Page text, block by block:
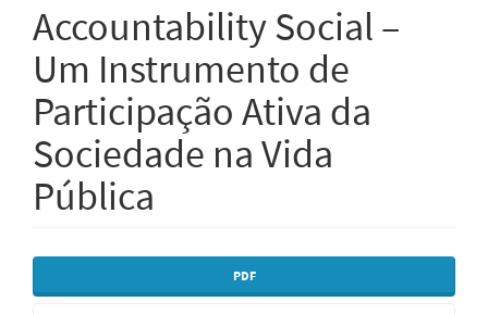
Accountability Social –
Um Instrumento de
Participação Ativa da
Sociedade na Vida
Pública
Barra
PDF